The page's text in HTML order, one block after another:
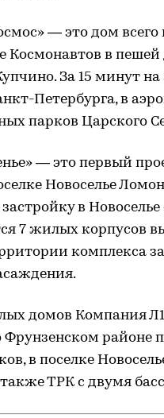
— это дом всего
Космонавтов в
За 15 минут
Петербурга, в
парков Царского
— это первый
Новоселье
в Новоселье
7 жилых корпусов
комплекса
домов Компания Л1
Фрунзенском районе
в поселке
ТРК с двумя